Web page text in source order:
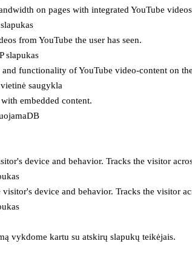
on pages with integrated YouTube
from YouTube the user has seen.
slapukas
functionality of YouTube video-content on
saugykla
embedded content.
device and behavior. Tracks the visitor
device and behavior. Tracks the visitor
vykdome kartu su atskirų slapukų teikėjais.